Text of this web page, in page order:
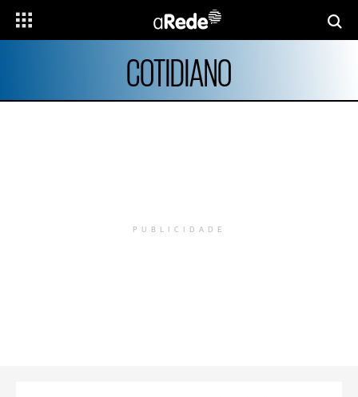
COTIDIANO
PUBLICIDADE